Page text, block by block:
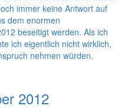
immer keine Antwort auf
dem enormen
beseitigt werden. Als ich
ich eigentlich nicht wirklich,
nehmen würden.
2012